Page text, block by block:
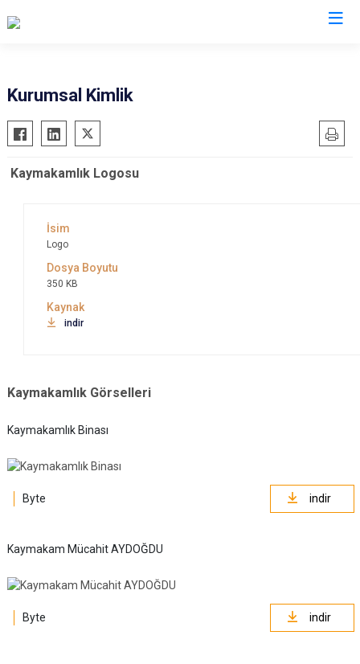
Ardeşen
Çamlıhemşin
Çayeli
Güneysu
Kurumsal Kimlik
Kaymakamlık Logosu
Logo
350 KB
indir
Kaymakamlık Görselleri
Kaymakamlık Binası
Byte indir
Kaymakam Mücahit AYDOĞDU
Byte indir